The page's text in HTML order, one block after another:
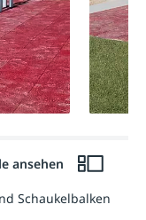
ansehen
Schaukelbalken